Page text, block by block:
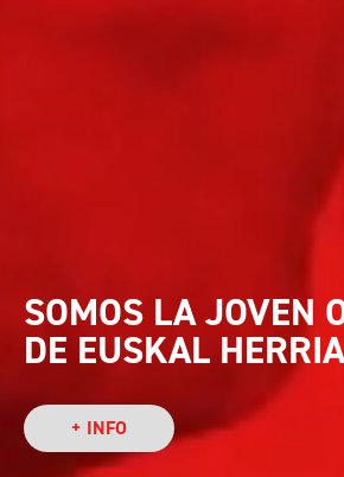
SOMOS LA JOVEN
DE EUSKAL HERRIA
+ INFO